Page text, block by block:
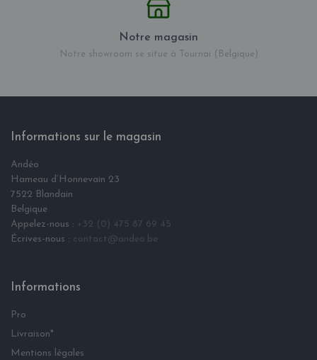
Notre magasin
Notre showroom se situe à Tournai (Belgique)
Informations sur le magasin
Andéo
Hameau d‘Honnevain 23
7522 Blandain
Belgique
Appelez-nous : +32 (0) 475 87 69 45
Écrives-nous : contact@andeo.be
Informations
Pro
Livraison*
Mentions légales